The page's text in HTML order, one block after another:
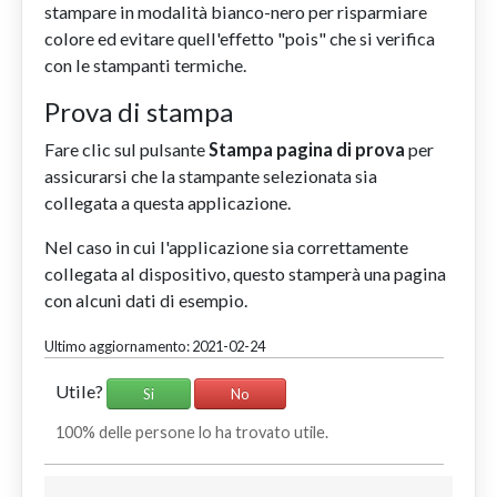
stampare in modalità bianco-nero per risparmiare
colore ed evitare quell'effetto "pois" che si verifica
con le stampanti termiche.
Prova di stampa
Fare clic sul pulsanteStampa pagina di prova per
assicurarsi che la stampante selezionata sia
collegata a questa applicazione.
Nel caso in cui l'applicazione sia correttamente
collegata al dispositivo, questo stamperà una pagina
con alcuni dati di esempio.
Ultimo aggiornamento: 2021-02-24
Utile? Si No
100% delle persone lo ha trovato utile.